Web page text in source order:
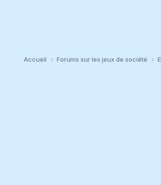
Accueil Forums sur les jeux de société